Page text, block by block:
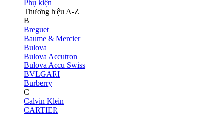
Phụ kiện
Thương hiệu A-Z
B
Breguet
Baume & Mercier
Bulova
Bulova Accutron
Bulova Accu Swiss
BVLGARI
Burberry
C
Calvin Klein
CARTIER